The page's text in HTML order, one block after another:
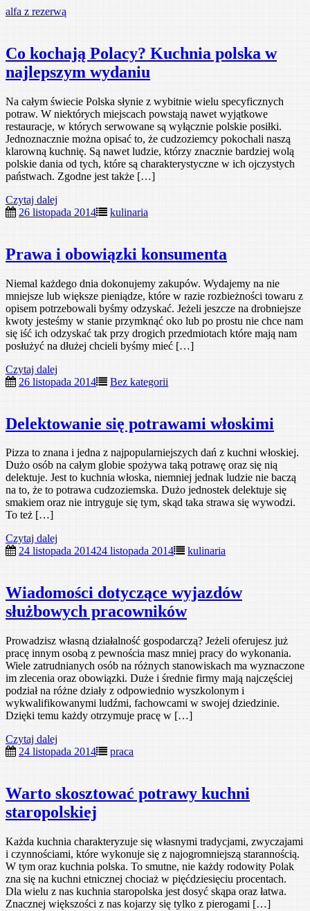
Przejdź
alfa z rezerwą
Co kochają Polacy? Kuchnia polska w
najlepszym wydaniu
Na całym świecie Polska słynie z wybitnie wielu specyficznych
potraw. W niektórych miejscach powstają nawet wyjątkowe
restauracje, w których serwowane są wyłącznie polskie posiłki.
Jednoznacznie można opisać to, że cudzoziemcy pokochali naszą
klarowną kuchnię. Są nawet ludzie, którzy znacznie bardziej wolą
polskie dania od tych, które są charakterystyczne w ich ojczystych
państwach. Zgodne jest także […]
Czytaj dalej
26 listopada 2014
kulinaria
Prawa i obowiązki konsumenta
Niemal każdego dnia dokonujemy zakupów. Wydajemy na nie
mniejsze lub większe pieniądze, które w razie rozbieżności towaru z
opisem potrzebowali byśmy odzyskać. Jeżeli jeszcze na drobniejsze
kwoty jesteśmy w stanie przymknąć oko lub po prostu nie chce nam
się iść ich odzyskać tak przy drogich przedmiotach które mają nam
posłużyć na dłużej chcieli byśmy mieć […]
Czytaj dalej
26 listopada 2014
Bez kategorii
Delektowanie się potrawami włoskimi
Pizza to znana i jedna z najpopularniejszych dań z kuchni włoskiej.
Dużo osób na całym globie spożywa taką potrawę oraz się nią
delektuje. Jest to kuchnia włoska, niemniej jednak ludzie nie baczą
na to, że to potrawa cudzoziemska. Dużo jednostek delektuje się
smakiem oraz nie intryguje się tym, skąd taka strawa się wywodzi.
To też […]
Czytaj dalej
24 listopada 201424 listopada 2014 kulinaria
Wiadomości dotyczące wyjazdów
służbowych pracowników
Prowadzisz własną działalność gospodarczą? Jeżeli oferujesz już
pracę innym osobą z pewnościa masz mniej pracy do wykonania.
Wiele zatrudnianych osób na różnych stanowiskach ma wyznaczone
im zlecenia oraz obowiązki. Duże i średnie firmy mają najczęściej
podział na różne działy z odpowiednio wyszkolonym i
wykwalifikowanymi ludźmi, fachowcami w swojej dziedzinie.
Dzięki temu każdy otrzymuje pracę w […]
Czytaj dalej
24 listopada 2014
praca
Warto skosztować potrawy kuchni
staropolskiej
Każda kuchnia charakteryzuje się własnymi tradycjami, zwyczajami
i czynnościami, które wykonuje się z najogromniejszą starannością.
W tym oraz kuchnia polska. To smutne, nie każdy rodowity Polak
zna się na kuchni etnicznej chociaż w pięćdziesięciu procentach.
Dla wielu z nas kuchnia staropolska jest dosyć skąpa oraz łatwa.
Znacznej większości z nas kojarzy się tylko z pierogami […]